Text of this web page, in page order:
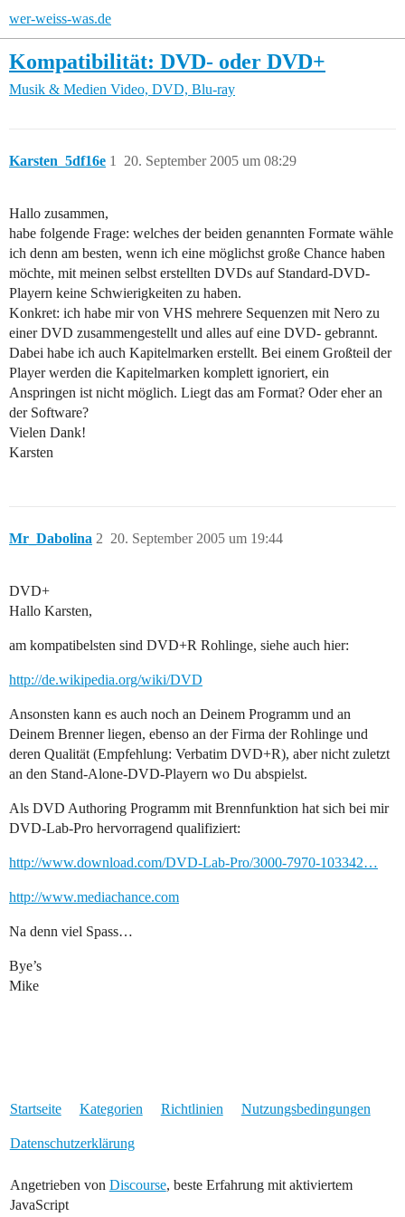
wer-weiss-was.de
Kompatibilität: DVD- oder DVD+
Musik & Medien Video, DVD, Blu-ray
Karsten_5df16e 20. September 2005 um 08:29
1
Hallo zusammen,
habe folgende Frage: welches der beiden genannten Formate wähle
ich denn am besten, wenn ich eine möglichst große Chance haben
möchte, mit meinen selbst erstellten DVDs auf Standard-DVD-
Playern keine Schwierigkeiten zu haben.
Konkret: ich habe mir von VHS mehrere Sequenzen mit Nero zu
einer DVD zusammengestellt und alles auf eine DVD- gebrannt.
Dabei habe ich auch Kapitelmarken erstellt. Bei einem Großteil der
Player werden die Kapitelmarken komplett ignoriert, ein
Anspringen ist nicht möglich. Liegt das am Format? Oder eher an
der Software?
Vielen Dank!
Karsten
Mr_Dabolina 20. September 2005 um 19:44
2
DVD+
Hallo Karsten,
am kompatibelsten sind DVD+R Rohlinge, siehe auch hier:
http://de.wikipedia.org/wiki/DVD
Ansonsten kann es auch noch an Deinem Programm und an
Deinem Brenner liegen, ebenso an der Firma der Rohlinge und
deren Qualität (Empfehlung: Verbatim DVD+R), aber nicht zuletzt
an den Stand-Alone-DVD-Playern wo Du abspielst.
Als DVD Authoring Programm mit Brennfunktion hat sich bei mir
DVD-Lab-Pro hervorragend qualifiziert:
http://www.download.com/DVD-Lab-Pro/3000-7970-103342…
http://www.mediachance.com
Na denn viel Spass…
Bye’s
Mike
Startseite Kategorien Richtlinien Nutzungsbedingungen
Datenschutzerklärung
Angetrieben von Discourse, beste Erfahrung mit aktiviertem
JavaScript